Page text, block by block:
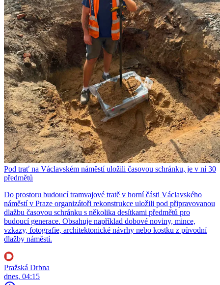
Pod trať na Václavském náměstí uložili časovou schránku, je v ní 30
předmětů
Do prostoru budoucí tramvajové tratě v horní části Václavského
náměstí v Praze organizátoři rekonstrukce uložili pod připravovanou
dlažbu časovou schránku s několika desítkami předmětů pro
budoucí generace. Obsahuje například dobové noviny, mince,
vzkazy, fotografie, architektonické návrhy nebo kostku z původní
dlažby náměstí.
Pražská Drbna
dnes, 04:15